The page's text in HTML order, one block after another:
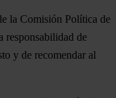
la Comisión Política de
responsabilidad de
y de recomendar al